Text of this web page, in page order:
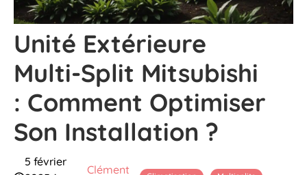
Unité Extérieure
Multi-Split Mitsubishi
: Comment Optimiser
Son Installation ?
5 février
Clément